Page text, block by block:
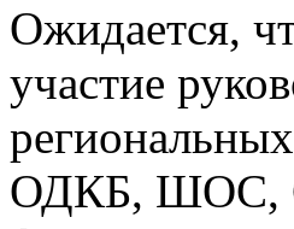
Ожидается,
участие
ОДКБ, ШОС,